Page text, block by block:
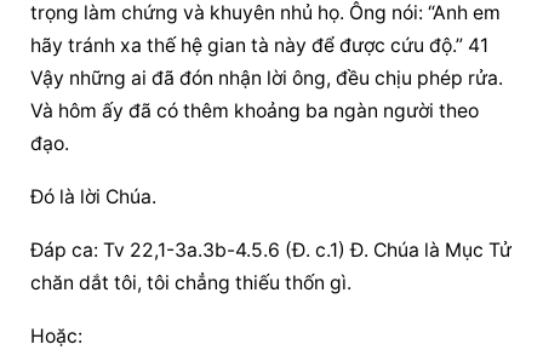
trọng làm chứng và khuyên nhủ họ. Ông nói: “Anh em
hãy tránh xa thế hệ gian tà này để được cứu độ.” 41
Vậy những ai đã đón nhận lời ông, đều chịu phép rửa.
Và hôm ấy đã có thêm khoảng ba ngàn người theo
đạo.
Đó là lời Chúa.
Đáp ca: Tv 22,1-3a.3b-4.5.6 (Đ. c.1) Đ. Chúa là Mục Tử
chăn dắt tôi, tôi chẳng thiếu thốn gì.
Hoặc: